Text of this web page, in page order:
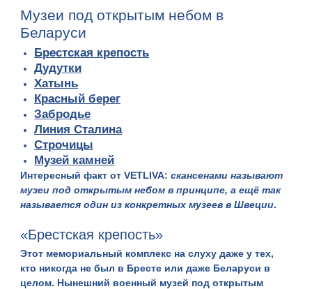
Музеи под открытым небом в
Беларуси
Брестская крепость
Дудутки
Хатынь
Красный берег
Забродье
Линия Сталина
Строчицы
Музей камней
Интересный факт от VETLIVA:скансенами называют
музеи под открытым небом в принципе, а ещё так
называется один из конкретных музеев в Швеции.
«Брестская крепость»
Этот мемориальный комплекс на слуху даже у тех,
кто никогда не был в Бресте или даже Беларуси в
целом. Нынешний военный музей под открытым